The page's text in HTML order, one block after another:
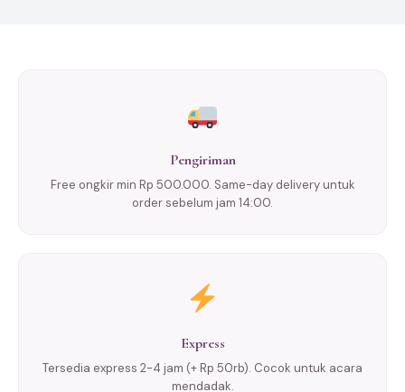
Pengiriman
Free ongkir min Rp 500.000. Same-day delivery untuk
order sebelum jam 14:00.
Express
Tersedia express 2-4 jam (+ Rp 50rb). Cocok untuk acara
mendadak.